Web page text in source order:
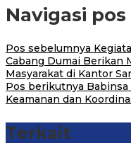
Navigasi pos
Pos sebelumnya
Cabang Dumai Berikan
Masyarakat di Kantor
Pos berikutnya Babinsa
Keamanan dan
Terkait